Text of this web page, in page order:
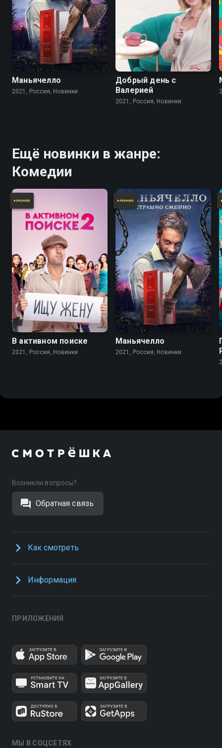
Маньячелло
2021, Россия, Новинки
Добрый день с
Валерией
2021, Россия, Новинки
Ещё новинки в жанре:
Комедии
В активном поиске
2021, Россия, Новинки
Маньячелло
2021, Россия, Новинки
Возникли вопросы?
Обратная связь
Как смотреть
Информация
ПРИЛОЖЕНИЯ
МЫ В СОЦСЕТЯХ